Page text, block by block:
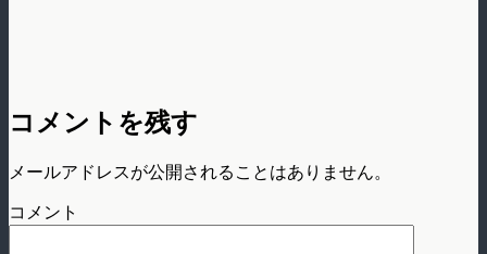
コメントを残す
メールアドレスが公開されることはありません。
コメント